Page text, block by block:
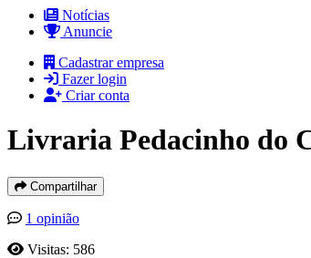
Notícias
Anuncie
Cadastrar empresa
Fazer login
Criar conta
Livraria Pedacinho do
Compartilhar
1 opinião
Visitas: 586